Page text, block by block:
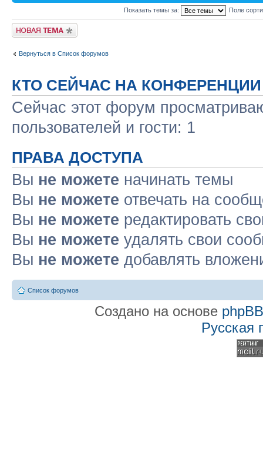
Показать темы за: Поле
Новая тема
Вернуться в Список форумов
КТО СЕЙЧАС НА КОНФЕРЕНЦИИ
Сейчас этот форум
пользователей и гости: 1
ПРАВА ДОСТУПА
Вы не можете начинать темы
Вы не можете отвечать на
Вы не можете редактировать
Вы не можете удалять свои
Вы не можете добавлять
Список форумов
Создано на основе phpBB
Русская